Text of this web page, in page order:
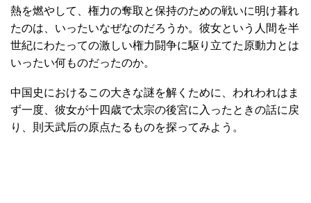
熱を燃やして、権力の奪取と保持のための戦いに明け暮れ
たのは、いったいなぜなのだろうか。彼女という人間を半
世紀にわたっての激しい権力闘争に駆り立てた原動力とは
いったい何ものだったのか。
中国史におけるこの大きな謎を解くために、われわれはま
ず一度、彼女が十四歳で太宗の後宮に入ったときの話に戻
り、則天武后の原点たるものを探ってみよう。